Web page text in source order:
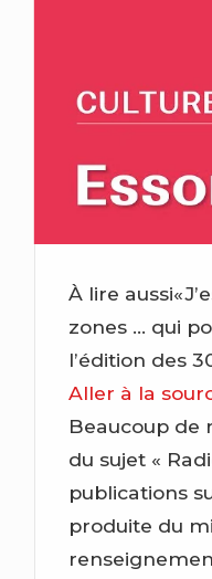
À lire
zones … qui
l’édition des
Aller à la
Beaucoup de
du sujet «
publications
produite du